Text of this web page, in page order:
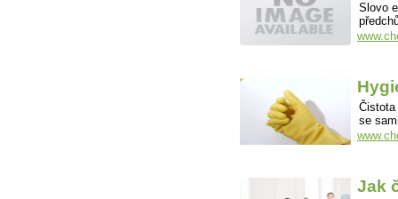
Slovo
se
Jak